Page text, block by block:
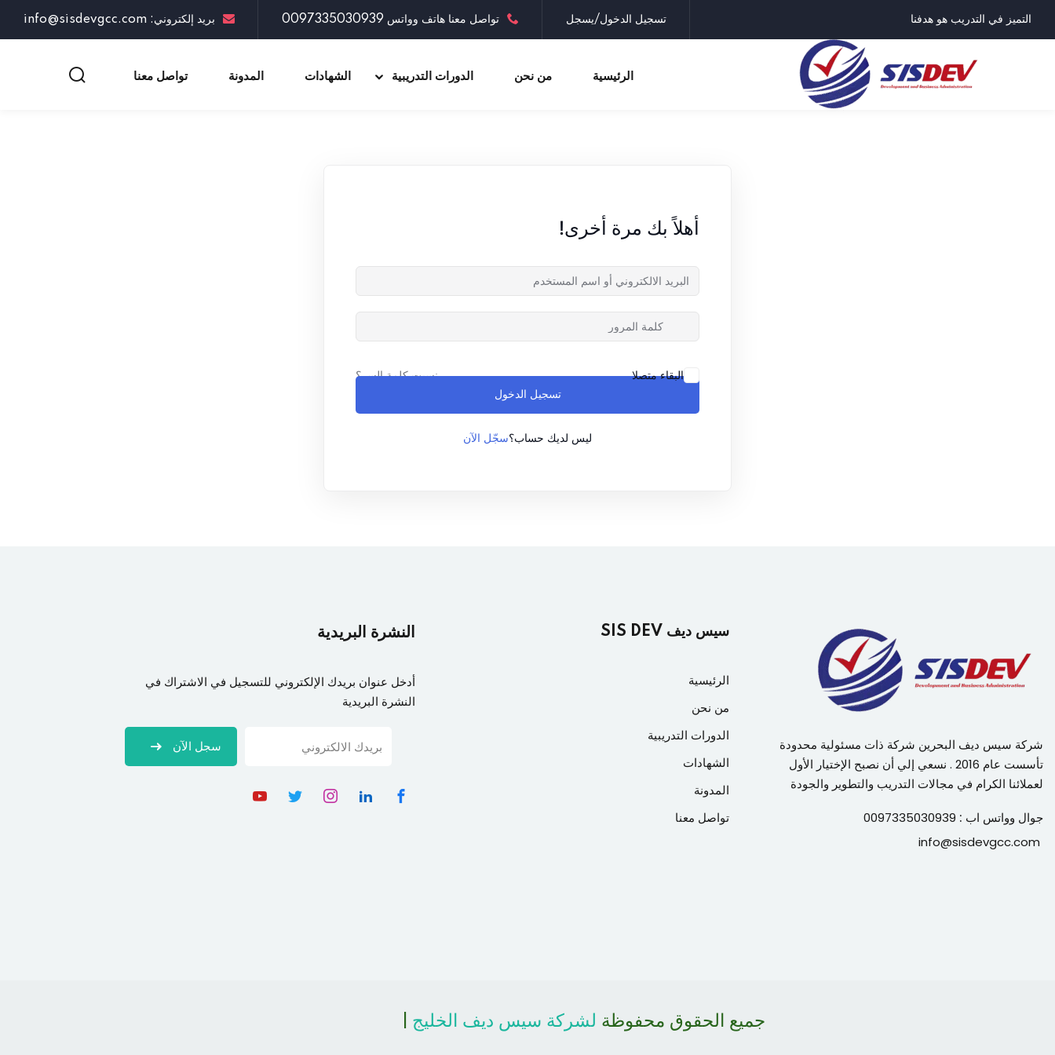
التميز في التدريب هو هدفنا تسجيل الدخول/يسجل تواصل معنا هاتف وواتس 0097335030939 بريد إلكتروني: info@sisdevgcc.com
الرئيسية من نحن الدورات التدريبية الشهادات المدونة تواصل معنا
أهلاً بك مرة أخرى!
البقاء متصلا نسيت كلمة السر؟
تسجيل الدخول
ليس لديك حساب؟سجّل الآن
شركة سيس ديف البحرين شركة ذات مسئولية محدودة
تأسست عام 2016 . نسعي إلي أن نصبح الإختيار الأول
لعملائنا الكرام في مجالات التدريب والتطوير والجودة
جوال وواتس اب :
info@sisdevgcc.com
سيس ديف SIS DEV
الرئيسية
من نحن
الدورات التدريبية
الشهادات
المدونة
تواصل معنا
النشرة البريدية
أدخل عنوان بريدك الإلكتروني للتسجيل في الاشتراك في
النشرة البريدية
سجل الآن
جميع الحقوق محفوظة لشركة سيس ديف الخليج |
Don’t have an account?Sign up
Lost your password?